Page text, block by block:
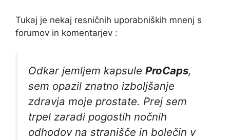
Tukaj je nekaj resničnih uporabniških mnenj s
forumov in komentarjev :
Odkar jemljem kapsule ProCaps,
sem opazil znatno izboljšanje
zdravja moje prostate. Prej sem
trpel zaradi pogostih nočnih
odhodov na stranišče in bolečin v